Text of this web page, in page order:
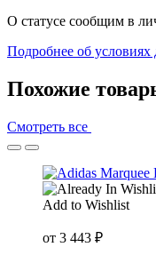
О статусе сообщим в
Подробнее об
Похожие
Смотреть все
Add to Wishlist
от 3 443 ₽